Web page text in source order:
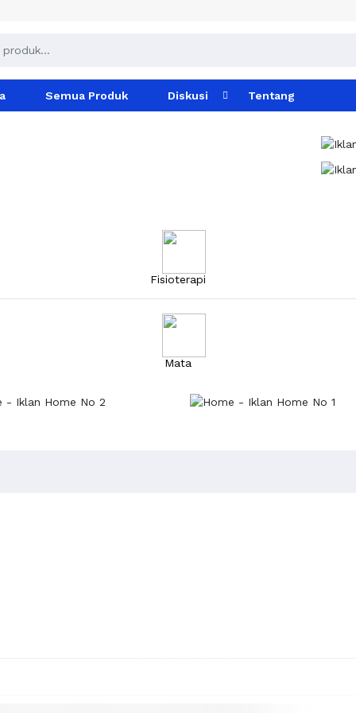
Semua Produk Diskusi Tentang
Fisioterapi
Mata